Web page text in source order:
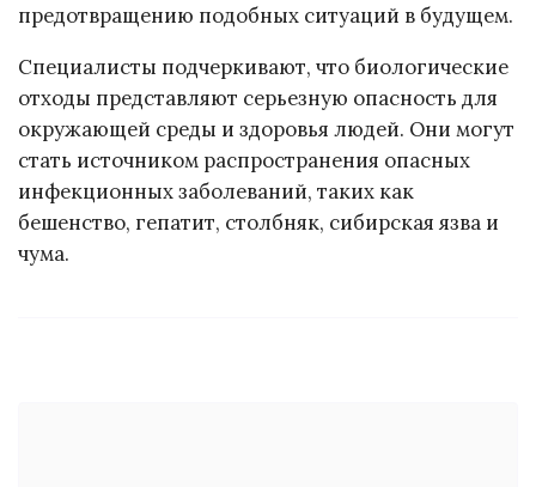
предотвращению подобных ситуаций в будущем.
Специалисты подчеркивают, что биологические
отходы представляют серьезную опасность для
окружающей среды и здоровья людей. Они могут
стать источником распространения опасных
инфекционных заболеваний, таких как
бешенство, гепатит, столбняк, сибирская язва и
чума.